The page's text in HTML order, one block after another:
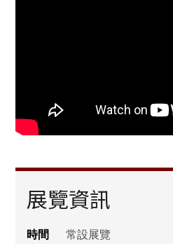
展覽資訊
時間
常設展覽